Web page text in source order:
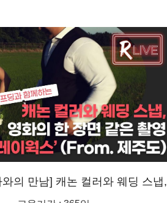
의 만남] 캐논 컬러와 웨딩 스냅,